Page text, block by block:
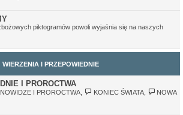
piktogramów powoli wyjaśnia się na naszych
WIERZENIA I PRZEPOWIEDNIE
I PROROCTWA
I PROROCTWA KONIEC ŚWIATA,
NOWA